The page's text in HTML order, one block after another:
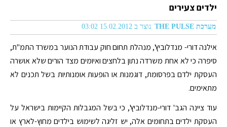
ילדים צעירים
מערכת THE PULSE נוצר ב 15.02.2012 03:02
אילנה דורי- מנדלוביץ', מנהלת תחום חוק עבודת הנוער במשרד התמ"ת,
סיפרה כי לא אחת משרדה נתון בלחצים ואיומים מצד הורים שלא אושרה
העסקת ילדם בפרסומת, דוגמנות או הופעות אומנותיות בשל תכנים לא
מתאימים.
עוד ציינה הגב' דורי-מנדלוביץ', כי בשל המגבלות הקיימות בישראל על
העסקת ילדים בתחומים אלה, יש זליגה לשימוש בילדים מחוץ-לארץ או